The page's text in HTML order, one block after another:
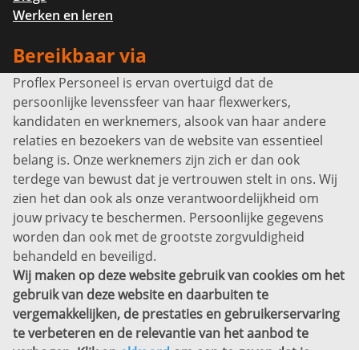
Werken en leren
Bereikbaar via
Info@proflexpersoneel.nl
Bel ons:+31 (0)85 0450040
Prins Willem-Alexanderlaan 301
7311 SW Apeldoorn
Disclaimer
Privacyverklaring
Sitemap
Copyright
Bekijk ook eens
Proflex Personeel is ervan overtuigd dat de
persoonlijke levenssfeer van haar flexwerkers,
kandidaten en werknemers, alsook van haar andere
relaties en bezoekers van de website van essentieel
belang is. Onze werknemers zijn zich er dan ook
terdege van bewust dat je vertrouwen stelt in ons. Wij
zien het dan ook als onze verantwoordelijkheid om
jouw privacy te beschermen. Persoonlijke gegevens
worden dan ook met de grootste zorgvuldigheid
behandeld en beveiligd.
Wij maken op deze website gebruik van cookies om het
gebruik van deze website en daarbuiten te
vergemakkelijken, de prestaties en gebruikerservaring
te verbeteren en de relevantie van het aanbod te